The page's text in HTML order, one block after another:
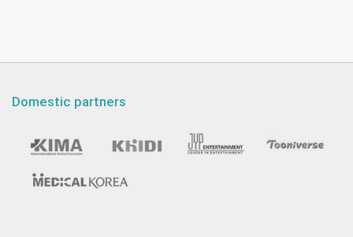
Domestic partners